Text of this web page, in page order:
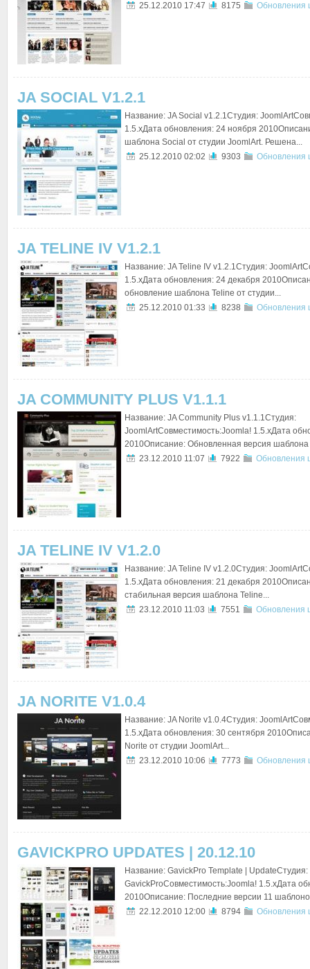
25.12.2010 17:47
8175 Обновления
JA SOCIAL V1.2.1
Название: JA Social v1.2.1Студия:
1.5.xДата обновления: 24 ноября
шаблона Social от студии JoomlArt. Решена...
25.12.2010 02:02
9303 Обновления
JA TELINE IV V1.2.1
Название: JA Teline IV v1.2.1Студия:
1.5.xДата обновления: 24 декабря
обновление шаблона Teline от студии...
25.12.2010 01:33
8238 Обновления
JA COMMUNITY PLUS V1.1.1
Название: JA Community Plus v1.1.1Студия:
JoomlArtСовместимость:Joomla! 1.5.xДата
2010Описание: Обновленная версия шаблона
23.12.2010 11:07
7922 Обновления
JA TELINE IV V1.2.0
Название: JA Teline IV v1.2.0Студия:
1.5.xДата обновления: 21 декабря
стабильная версия шаблона Teline...
23.12.2010 11:03
7551 Обновления
JA NORITE V1.0.4
Название: JA Norite v1.0.4Студия:
1.5.xДата обновления: 30 сентября
Norite от студии JoomlArt...
23.12.2010 10:06
7773 Обновления
GAVICKPRO UPDATES | 20.12.10
Название: GavickPro Template | UpdateСтудия:
GavickProСовместимость:Joomla! 1.5.xДата
2010Описание: Последние версии 11
22.12.2010 12:00
8794 Обновления